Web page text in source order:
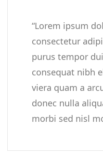
“Lorem ipsum
consectetur
purus tempor
consequat nibh
viera quam a
donec nulla
morbi sed nisl